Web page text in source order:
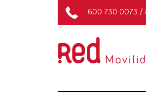
600 730 0073 /